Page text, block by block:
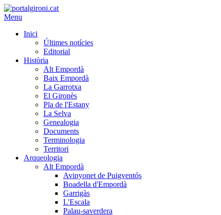
Menu
Inici
Últimes notícies
Editorial
Història
Alt Empordà
Baix Empordà
La Garrotxa
El Gironès
Pla de l'Estany
La Selva
Genealogia
Documents
Terminologia
Territori
Arqueologia
Alt Empordà
Avinyonet de Puigventós
Boadella d'Empordà
Garrigàs
L'Escala
Palau-saverdera